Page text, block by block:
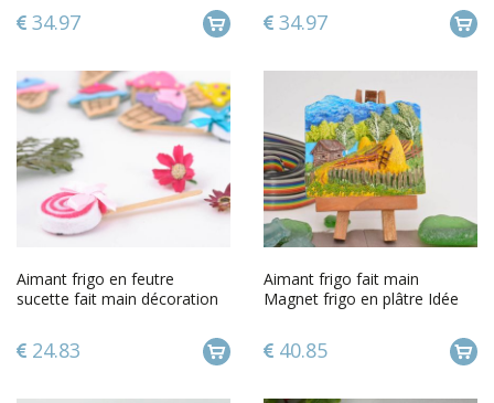
34.97 34.97
Aimant frigo en feutre
sucette fait main décoration
24.83
Aimant frigo fait main
Magnet frigo en plâtre Idée
40.85